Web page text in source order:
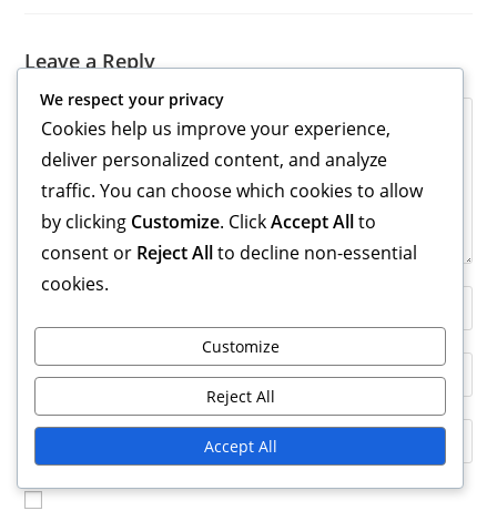
Leave a Reply
Comment
your
or
username
to
comment
Enter
email
comment
Enter
your
website
We respect your privacy
Cookies help us improve your experience,
deliver personalized content, and analyze
traffic. You can choose which cookies to allow
by clicking Customize. ClickAccept Allto
consent or Reject Allto decline non-essential
cookies.
Customize
Reject All
Accept All